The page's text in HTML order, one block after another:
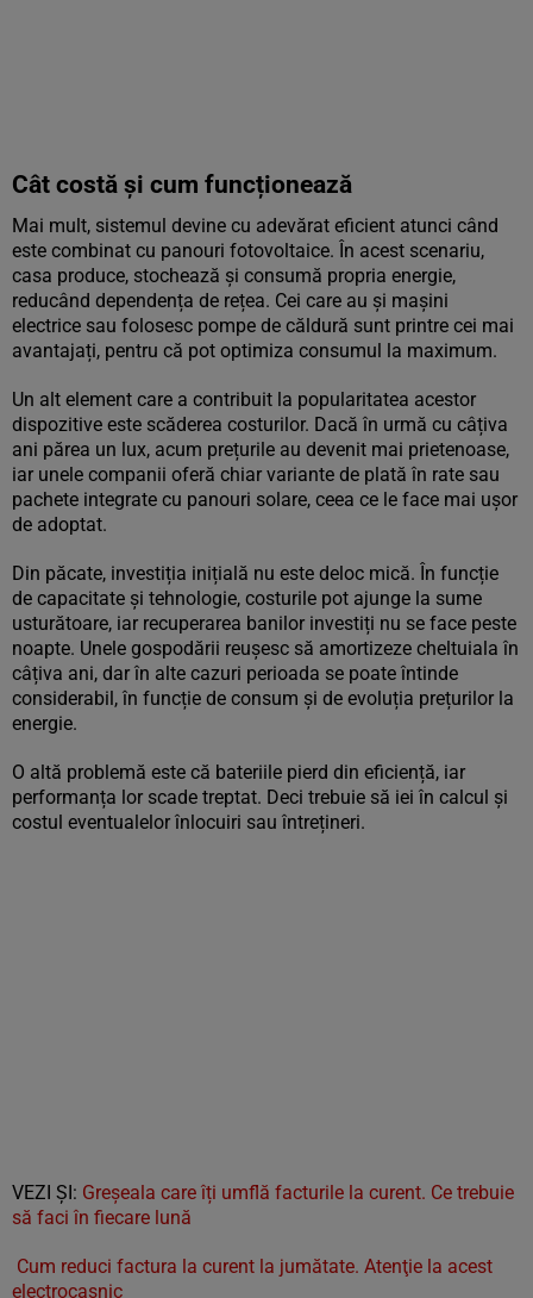
Cât costă și cum funcționează
Mai mult, sistemul devine cu adevărat eficient atunci când
este combinat cu panouri fotovoltaice. În acest scenariu,
casa produce, stochează și consumă propria energie,
reducând dependența de rețea. Cei care au și mașini
electrice sau folosesc pompe de căldură sunt printre cei mai
avantajați, pentru că pot optimiza consumul la maximum.
Un alt element care a contribuit la popularitatea acestor
dispozitive este scăderea costurilor. Dacă în urmă cu câțiva
ani părea un lux, acum prețurile au devenit mai prietenoase,
iar unele companii oferă chiar variante de plată în rate sau
pachete integrate cu panouri solare, ceea ce le face mai ușor
de adoptat.
Din păcate, investiția inițială nu este deloc mică. În funcție
de capacitate și tehnologie, costurile pot ajunge la sume
usturătoare, iar recuperarea banilor investiți nu se face peste
noapte. Unele gospodării reușesc să amortizeze cheltuiala în
câțiva ani, dar în alte cazuri perioada se poate întinde
considerabil, în funcție de consum și de evoluția prețurilor la
energie.
O altă problemă este că bateriile pierd din eficiență, iar
performanța lor scade treptat. Deci trebuie să iei în calcul și
costul eventualelor înlocuiri sau întrețineri.
VEZI ȘI: Greșeala care îți umflă facturile la curent. Ce trebuie
să faci în fiecare lună
Cum reduci factura la curent la jumătate. Atenţie la acest
electrocasnic